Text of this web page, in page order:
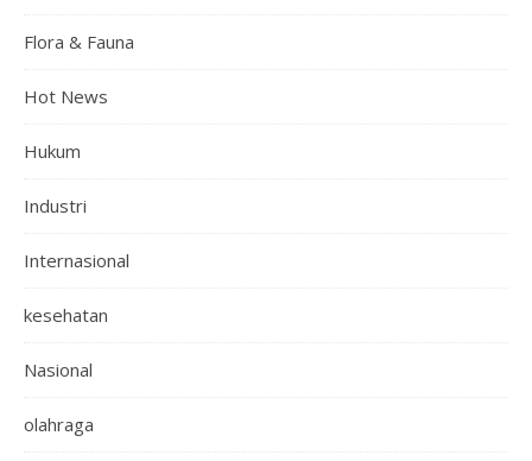
Flora & Fauna
Hot News
Hukum
Industri
Internasional
kesehatan
Nasional
olahraga